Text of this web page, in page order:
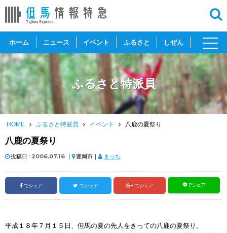
ホーム ニュース イベント ふるさと しぜん
toggle
ふるさと特派員
HOME ふるさと特派員 イベント 八鹿の夏祭り
八鹿の夏祭り
投稿日 : 2006.07.16 ｜ 豊岡市｜ まっち
でシェア でシェア でシェア でシェア
平成１８年７月１５日、但馬の夏の先人をきっての八鹿の夏祭り。